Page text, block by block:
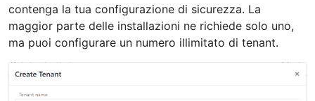
contenga la tua configurazione di sicurezza. La
maggior parte delle installazioni ne richiede solo uno,
ma puoi configurare un numero illimitato di tenant.